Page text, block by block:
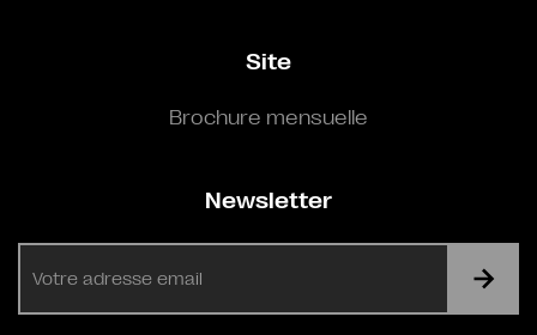
Site
Brochure mensuelle
Newsletter